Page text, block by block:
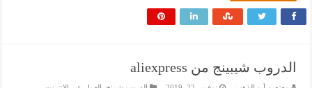
الدروب شيبينج من aliexpress